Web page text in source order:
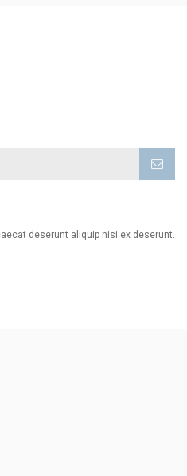
deserunt aliquip nisi ex deserunt.